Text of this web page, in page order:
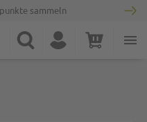
sammeln
Suche Konto Warenkorb